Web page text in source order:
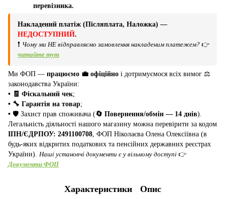
перевізника.
Накладений платіж (Післяплата, Наложка) —
НЕДОСТУПНИЙ.
❗ Чому ми НЕ відправляємо замовлення накладеним платежем? 👉
читайте тут
Ми ФОП — працюємо 💼 офіційно і дотримуємося всіх вимог ⚖️
законодавства України:
• 🧾 Фіскальний чек;
• 🔧 Гарантія на товар;
• 🛡️ Захист прав споживача (🔄 Повернення/обмін — 14 днів).
Легальність діяльності нашого магазину можна перевірити за кодом
ІПН/ЄДРПОУ: 2491100708 , ФОП Ніколаєва Олена Олексіївна (в
будь-яких відкритих податкових та пенсійних державних реєстрах
України). Наші установчі документи є у вільному доступі 👉
Документи ФОП
Характеристики Опис